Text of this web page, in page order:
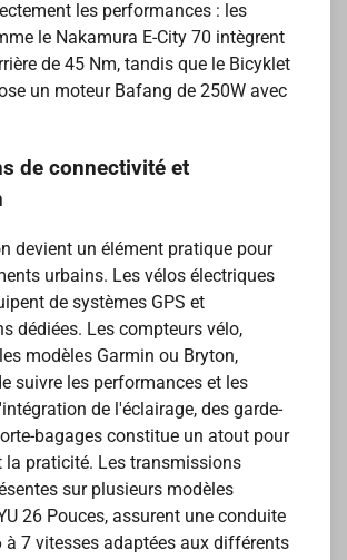
les performances : les
le Nakamura E-City 70 intègrent
de 45 Nm, tandis que le Bicyklet
un moteur Bafang de 250W avec
de connectivité et
devient un élément pratique pour
urbains. Les vélos électriques
de systèmes GPS et
dédiées. Les compteurs vélo,
modèles Garmin ou Bryton,
suivre les performances et les
de l'éclairage, des garde-
bagages constitue un atout pour
la praticité. Les transmissions
sur plusieurs modèles
26 Pouces, assurent une conduite
à 7 vitesses adaptées aux différents